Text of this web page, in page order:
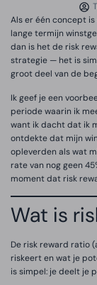
Als er één concept
lange termijn
dan is het de risk
strategie — het is
groot deel van de
Ik geef je een
periode waarin ik
want ik dacht dat ik
ontdekte dat mijn
opleverden als wat
rate van nog geen
moment dat risk
Wat is
De risk reward ratio
riskeert en wat je
is simpel: je deelt je